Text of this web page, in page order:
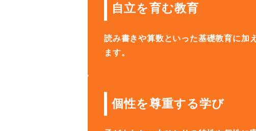
自立を育む教育
読み書きや算数といった基礎教育に加
ます。
個性を尊重する学び